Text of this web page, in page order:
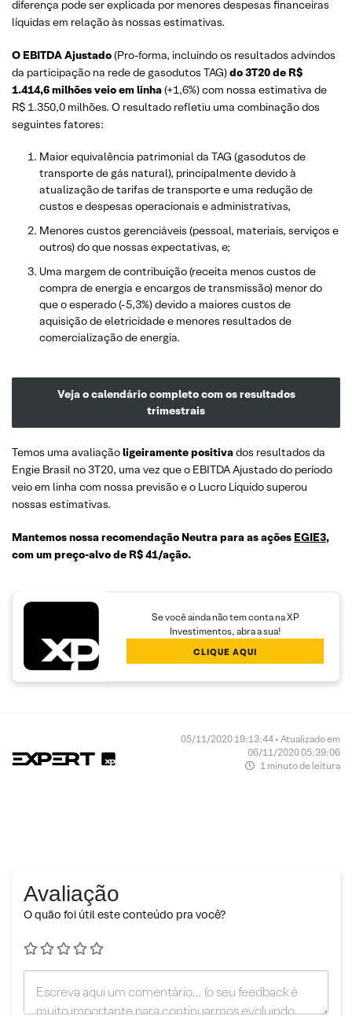
diferença pode ser explicada por menores despesas financeiras
líquidas em relação às nossas estimativas.
O EBITDA Ajustado(Pro-forma, incluindo os resultados advindos
da participação na rede de gasodutos TAG)do 3T20 de R$
1.414,6 milhões veio em linha(+1,6%) com nossa estimativa de
R$ 1.350,0 milhões. O resultado refletiu uma combinação dos
seguintes fatores:
Maior equivalência patrimonial da TAG (gasodutos de
transporte de gás natural), principalmente devido à
atualização de tarifas de transporte e uma redução de
custos e despesas operacionais e administrativas,
Menores custos gerenciáveis (pessoal, materiais, serviços e
outros) do que nossas expectativas, e;
Uma margem de contribuição (receita menos custos de
compra de energia e encargos de transmissão) menor do
que o esperado (-5,3%) devido a maiores custos de
aquisição de eletricidade e menores resultados de
comercialização de energia.
Veja o calendário completo com os resultados
trimestrais
Temos uma avaliaçãoligeiramente positivados resultados da
Engie Brasil no 3T20, uma vez que o EBITDA Ajustado do período
veio em linha com nossa previsão e o Lucro Líquido superou
nossas estimativas.
Mantemos nossa recomendação Neutra para as ações EGIE3,
com um preço-alvo de R$ 41/ação.
Se você ainda não tem conta na XP
Investimentos, abra a sua!
CLIQUE AQUI
05/11/2020 19:13:44 • Atualizado em
06/11/2020 05:39:06
1 minuto de leitura
Avaliação
O quão foi útil este conteúdo pra você?